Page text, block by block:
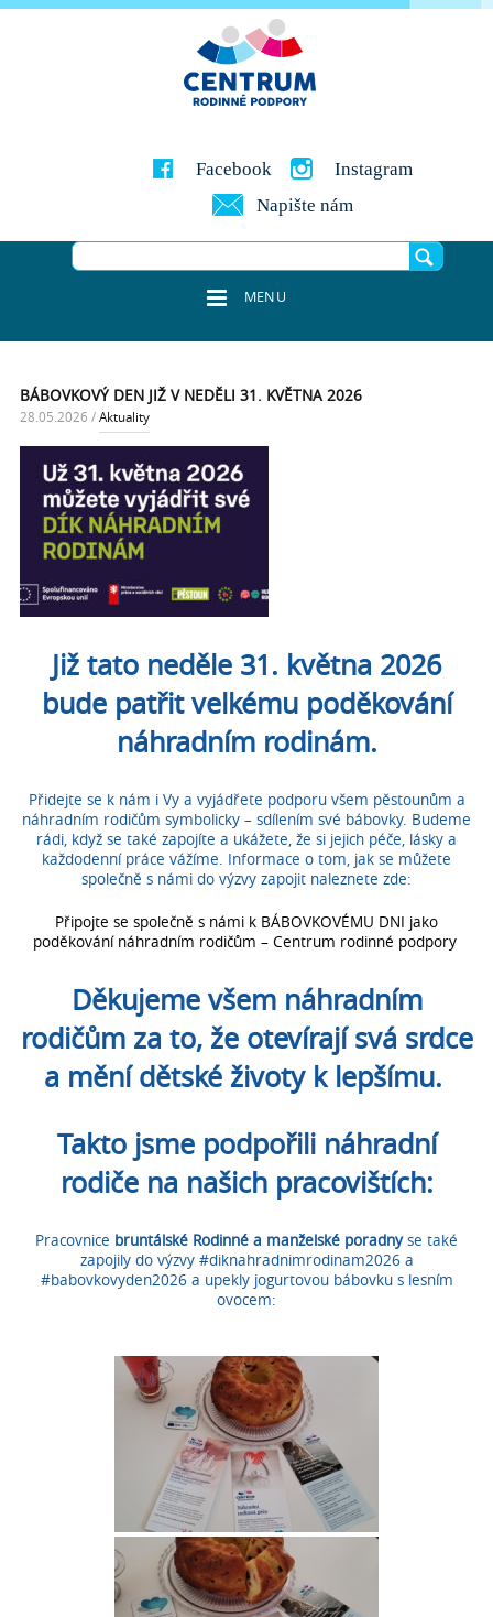
Facebook
Instagram
Napište nám
MENU
BÁBOVKOVÝ DEN JIŽ V NEDĚLI 31. KVĚTNA 2026
28.05.2026 / Aktuality
Již tato neděle 31. května 2026
bude patřit velkému poděkování
náhradním rodinám.
Přidejte se k nám i Vy a vyjádřete podporu všem pěstounům a
náhradním rodičům symbolicky – sdílením své bábovky. Budeme
rádi, když se také zapojíte a ukážete, že si jejich péče, lásky a
každodenní práce vážíme. Informace o tom, jak se můžete
společně s námi do výzvy zapojit naleznete zde:
Připojte se společně s námi k BÁBOVKOVÉMU DNI jako
poděkování náhradním rodičům – Centrum rodinné podpory
Děkujeme všem náhradním
rodičům za to, že otevírají svá srdce
a mění dětské životy k lepšímu.
Takto jsme podpořili náhradní
rodiče na našich pracovištích:
Pracovnice bruntálské Rodinné a manželské poradnyse také
zapojily do výzvy #diknahradnimrodinam2026 a
#babovkovyden2026 a upekly jogurtovou bábovku s lesním
ovocem: